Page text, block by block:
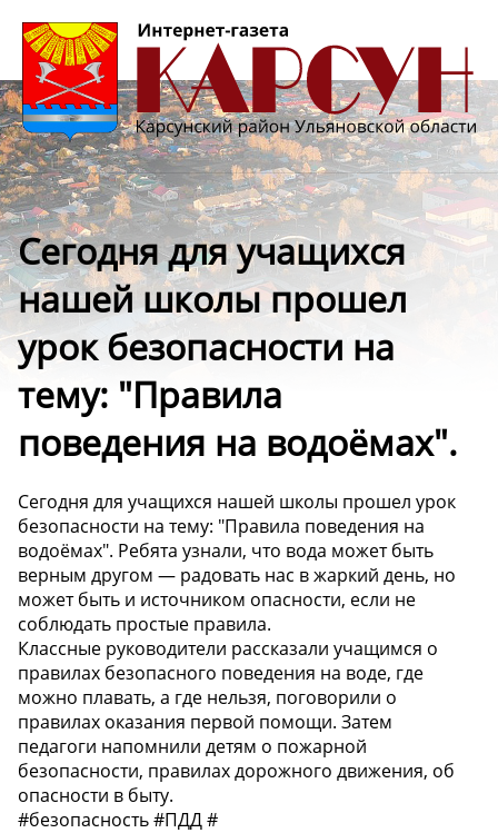
Сегодня для учащихся
нашей школы прошел
урок безопасности на
тему: "Правила
поведения на водоёмах".
Сегодня для учащихся нашей школы прошел урок
безопасности на тему: "Правила поведения на
водоёмах". Ребята узнали, что вода может быть
верным другом — радовать нас в жаркий день, но
может быть и источником опасности, если не
соблюдать простые правила.
Классные руководители рассказали учащимся о
правилах безопасного поведения на воде, где
можно плавать, а где нельзя, поговорили о
правилах оказания первой помощи. Затем
педагоги напомнили детям о пожарной
безопасности, правилах дорожного движения, об
опасности в быту.
#безопасность #ПДД #